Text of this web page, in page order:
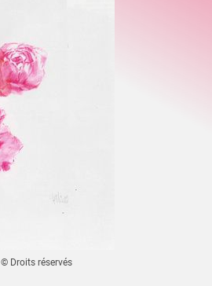
© Droits réservés